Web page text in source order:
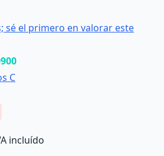
sé el primero en valorar este
C
incluído